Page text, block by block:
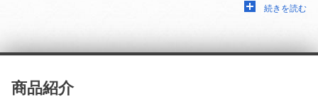
続きを読む
商品紹介